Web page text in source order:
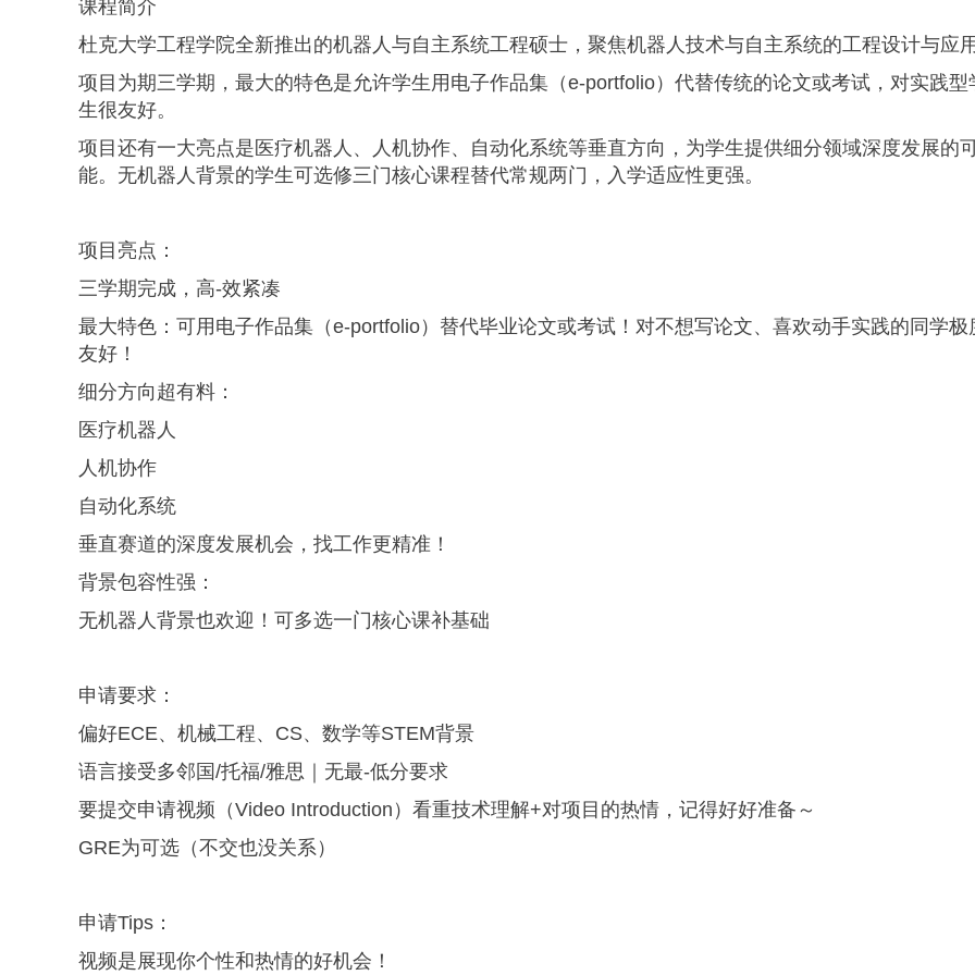
课程简介
杜克大学工程学院全新推出的机器人与自主系统工程硕士，聚焦机器人技术与自主系统的工程设计与应
项目为期三学期，最大的特色是允许学生用电子作品集（e-portfolio）代替传统的论文或考试，对实践型
生很友好。
项目还有一大亮点是医疗机器人、人机协作、自动化系统等垂直方向，为学生提供细分领域深度发展的
能。无机器人背景的学生可选修三门核心课程替代常规两门，入学适应性更强。
项目亮点：
三学期完成，高-效紧凑
最大特色：可用电子作品集（e-portfolio）替代毕业论文或考试！对不想写论文、喜欢动手实践的同学极
友好！
细分方向超有料：
医疗机器人
人机协作
自动化系统
垂直赛道的深度发展机会，找工作更精准！
背景包容性强：
无机器人背景也欢迎！可多选一门核心课补基础
申请要求：
偏好ECE、机械工程、CS、数学等STEM背景
语言接受多邻国/托福/雅思｜无最-低分要求
要提交申请视频（Video Introduction）看重技术理解+对项目的热情，记得好好准备～
GRE为可选（不交也没关系）
申请Tips：
视频是展现你个性和热情的好机会！